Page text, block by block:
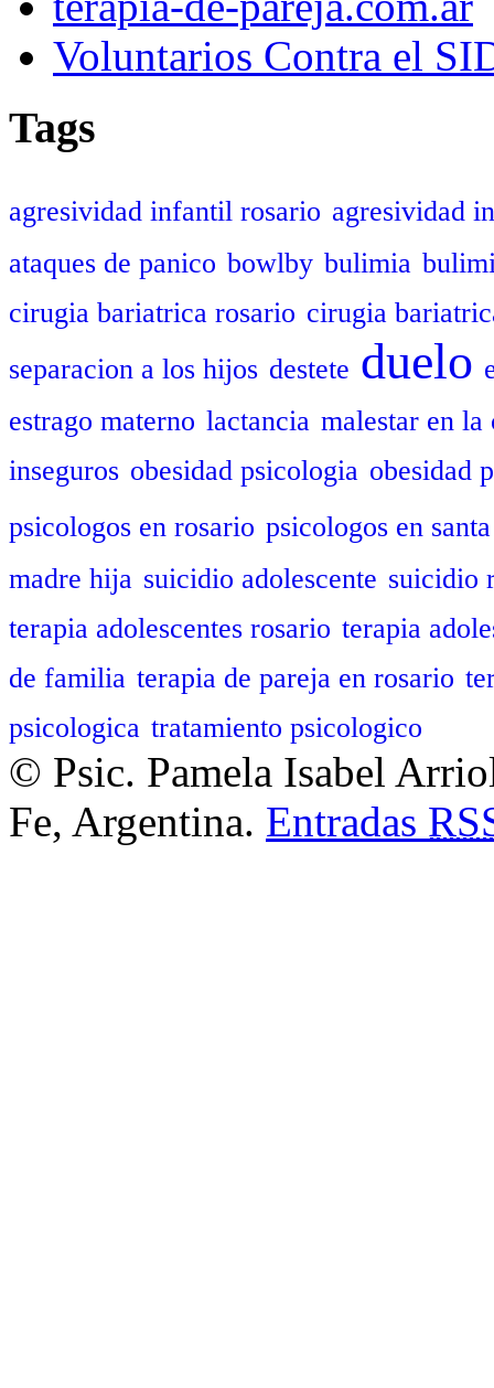
Voluntarios Contra el
Tags
agresividad infantil rosario agresividad
ataques de panico bowlby bulimia
cirugia bariatrica rosario cirugia
separacion a los hijos destete duelo
estrago materno lactancia malestar en la
inseguros obesidad psicologia obesidad
psicologos en rosario psicologos en
madre hija suicidio adolescente suicidio
terapia adolescentes rosario terapia
de familia terapia de pareja en rosario
psicologica tratamiento psicologico
© Psic. Pamela Isabel
Fe, Argentina. Entradas